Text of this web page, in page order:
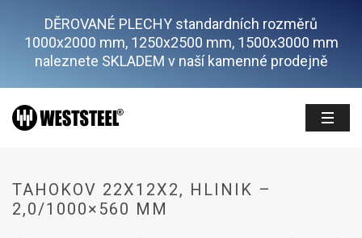
DĚROVANÉ PLECHY standardních rozměrů
1000x2000 mm, 1250x2500 mm, 1500x3000 mm
naleznete SKLADEM v naší kamenné prodejně
TAHOKOV 22X12X2, HLINIK –
2,0/1000×560 MM